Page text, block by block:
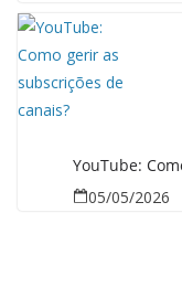
YouTube:
05/05/2026